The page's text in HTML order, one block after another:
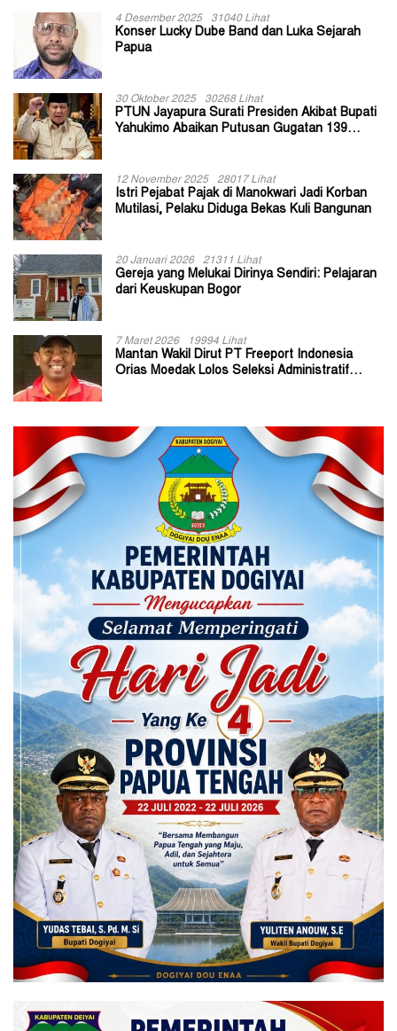
4 Desember 2025 31040 Lihat
Konser Lucky Dube Band dan Luka Sejarah
Papua
30 Oktober 2025 30268 Lihat
PTUN Jayapura Surati Presiden Akibat Bupati
Yahukimo Abaikan Putusan Gugatan 139
12 November 2025 28017 Lihat
Istri Pejabat Pajak di Manokwari Jadi Korban
Mutilasi, Pelaku Diduga Bekas Kuli Bangunan
20 Januari 2026 21311 Lihat
Gereja yang Melukai Dirinya Sendiri: Pelajaran
dari Keuskupan Bogor
7 Maret 2026 19994 Lihat
Mantan Wakil Dirut PT Freeport Indonesia
Orias Moedak Lolos Seleksi Administratif